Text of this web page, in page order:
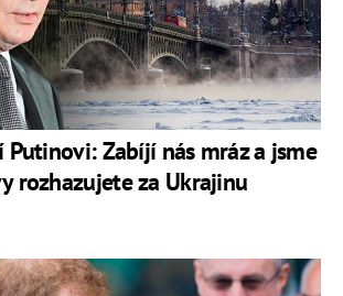
Putinovi: Zabíjí nás mráz a jsme
rozhazujete za Ukrajinu